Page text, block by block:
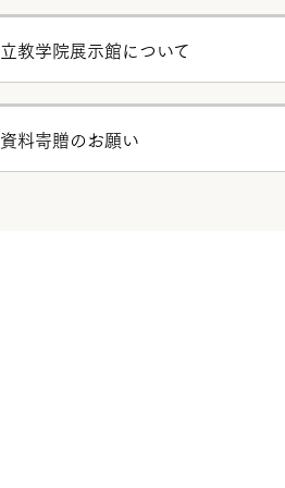
立教学院展示館について
資料寄贈のお願い